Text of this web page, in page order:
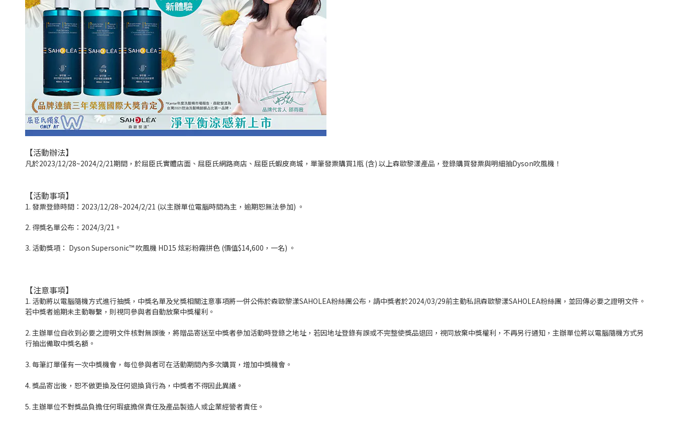
【活動辦法】
凡於2023/12/28~2024/2/21期間，於屈臣氏實體店面、屈臣氏網路商店、屈臣氏蝦皮商城，單筆發票購買1瓶 (含) 以上森歐黎漾產品，登錄購買發票與明細抽Dyson吹風機！
【活動事項】
1. 發票登錄時間：2023/12/28~2024/2/21 (以主辦單位電腦時間為主，逾期恕無法參加) 。
2. 得獎名單公布：2024/3/21。
3. 活動獎項： Dyson Supersonic™ 吹風機 HD15 炫彩粉霧拼色 (價值$14,600，一名) 。
【注意事項】
1. 活動將以電腦隨機方式進行抽獎，中獎名單及兌獎相關注意事項將一併公佈於森歐黎漾SAHOLEA粉絲團公布，請中獎者於2024/03/29前主動私訊森歐黎漾SAHOLEA粉絲團，並回傳必要之證明文件。
若中獎者逾期未主動聯繫，則視同參與者自動放棄中獎權利。
2. 主辦單位自收到必要之證明文件核對無誤後，將贈品寄送至中獎者參加活動時登錄之地址，若因地址登錄有誤或不完整使獎品退回，視同放棄中獎權利，不再另行通知，主辦單位將以電腦隨機方式另
行抽出備取中獎名額。
3. 每筆訂單僅有一次中獎機會，每位參與者可在活動期間內多次購買，增加中獎機會。
4. 獎品寄出後，恕不做更換及任何退換貨行為，中獎者不得因此異議。
5. 主辦單位不對獎品負擔任何瑕疵擔保責任及產品製造人或企業經營者責任。